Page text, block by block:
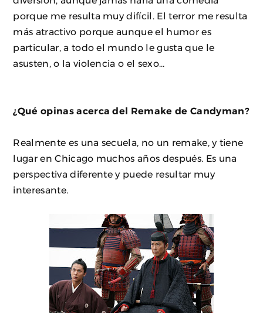
porque me resulta muy difícil. El terror me resulta
más atractivo porque aunque el humor es
particular, a todo el mundo le gusta que le
asusten, o la violencia o el sexo…
¿Qué opinas acerca del Remake de Candyman?
Realmente es una secuela, no un remake, y tiene
lugar en Chicago muchos años después. Es una
perspectiva diferente y puede resultar muy
interesante.